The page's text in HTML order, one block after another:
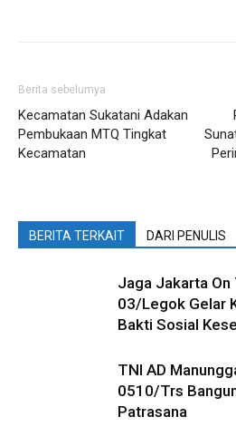
Berita sebelumya
Kecamatan Sukatani Adakan
Pembukaan MTQ Tingkat
Kecamatan
BERITA TERKAIT DARI PENULIS
Jaga Jakarta On
03/Legok Gelar
Bakti Sosial
TNI AD
0510/Trs
Patrasana